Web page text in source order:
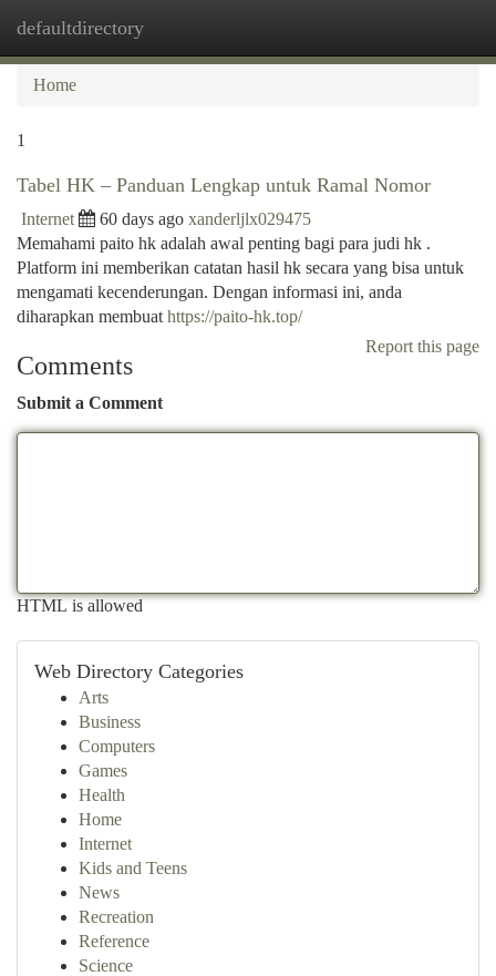
defaultdirectory
Home
1
Tabel HK – Panduan Lengkap untuk Ramal Nomor
Internet 60 days ago xanderljlx029475
Memahami paito hk adalah awal penting bagi para judi hk .
Platform ini memberikan catatan hasil hk secara yang bisa untuk
mengamati kecenderungan. Dengan informasi ini, anda
diharapkan membuat https://paito-hk.top/
Report this page
Comments
Submit a Comment
HTML is allowed
Web Directory Categories
Arts
Business
Computers
Games
Health
Home
Internet
Kids and Teens
News
Recreation
Reference
Science